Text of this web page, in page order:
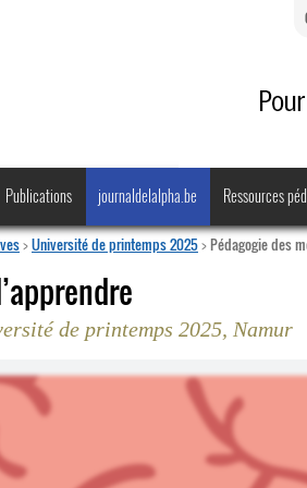
Publications journaldelalpha.be Ressources
>Université de printemps 2025>Pédagogie des
de printemps 2025, Namur